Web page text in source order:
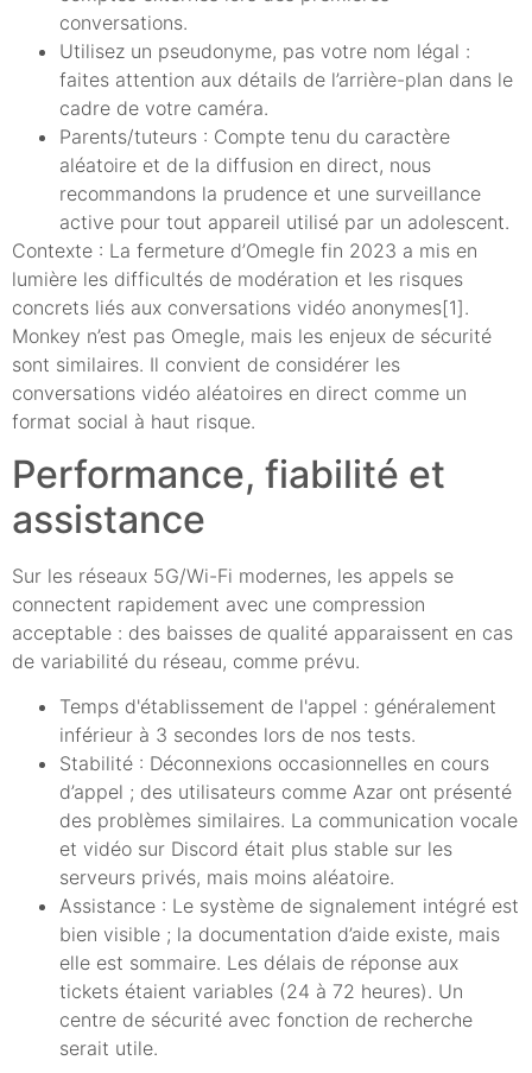
conversations.
Utilisez un pseudonyme, pas votre nom légal :
faites attention aux détails de l’arrière-plan dans le
cadre de votre caméra.
Parents/tuteurs : Compte tenu du caractère
aléatoire et de la diffusion en direct, nous
recommandons la prudence et une surveillance
active pour tout appareil utilisé par un adolescent.
Contexte : La fermeture d’Omegle fin 2023 a mis en
lumière les difficultés de modération et les risques
concrets liés aux conversations vidéo anonymes[1].
Monkey n’est pas Omegle, mais les enjeux de sécurité
sont similaires. Il convient de considérer les
conversations vidéo aléatoires en direct comme un
format social à haut risque.
Performance, fiabilité et
assistance
Sur les réseaux 5G/Wi-Fi modernes, les appels se
connectent rapidement avec une compression
acceptable : des baisses de qualité apparaissent en cas
de variabilité du réseau, comme prévu.
Temps d'établissement de l'appel : généralement
inférieur à 3 secondes lors de nos tests.
Stabilité : Déconnexions occasionnelles en cours
d’appel ; des utilisateurs comme Azar ont présenté
des problèmes similaires. La communication vocale
et vidéo sur Discord était plus stable sur les
serveurs privés, mais moins aléatoire.
Assistance : Le système de signalement intégré est
bien visible ; la documentation d’aide existe, mais
elle est sommaire. Les délais de réponse aux
tickets étaient variables (24 à 72 heures). Un
centre de sécurité avec fonction de recherche
serait utile.